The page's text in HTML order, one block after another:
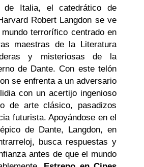
de Italia, el catedrático de
Robert Langdon se ve
terrorífico centrado en
maestras de la Literatura
y misteriosas de la
de Dante. Con este telón
se enfrenta a un adversario
con un acertijo ingenioso
de arte clásico, pasadizos
futurista. Apoyándose en el
de Dante, Langdon, en
busca respuestas y
antes de que el mundo